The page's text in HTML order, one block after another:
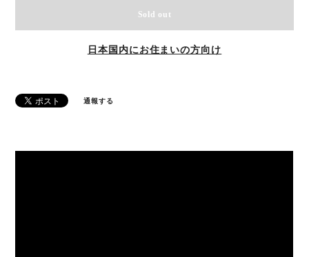
Sold out
日本国内にお住まいの方向け
通報する